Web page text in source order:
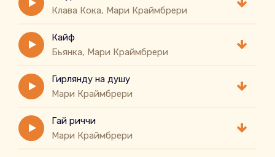
Клава Кока, Мари Краймбрери
Кайф
Бьянка, Мари Краймбрери
Гирлянду на душу
Мари Краймбрери
Гай риччи
Мари Краймбрери